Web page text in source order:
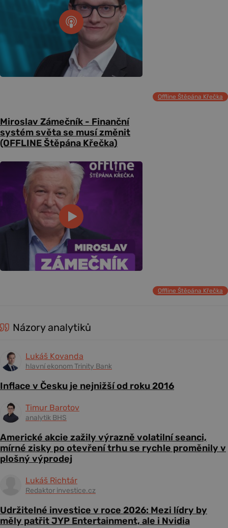
Offline Štěpána Křečka
Miroslav Zámečník - Finanční
systém světa se musí změnit
(OFFLINE Štěpána Křečka)
Offline Štěpána Křečka
Názory analytiků
Lukáš Kovanda
hlavní ekonom Trinity Bank
Inflace v Česku je nejnižší od roku 2016
Timur Barotov
analytik BHS
Americké akcie zažily výrazně volatilní seanci,
mírné zisky po otevření trhu se rychle proměnily v
plošný výprodej
Lukáš Richtár
Redaktor investice.cz
Udržitelné investice v roce 2026: Mezi lídry by
měly patřit JYP Entertainment, ale i Nvidia